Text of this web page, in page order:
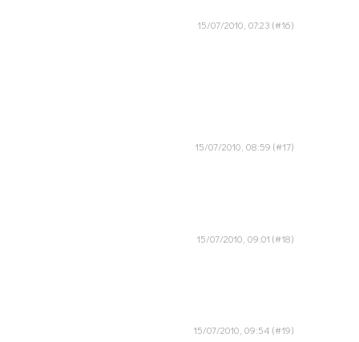
15/07/2010, 07:23
15/07/2010, 08:59
15/07/2010, 09:01
15/07/2010, 09:54